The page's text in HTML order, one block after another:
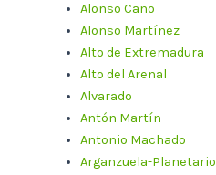
Alonso Cano
Alonso Martínez
Alto de Extremadura
Alto del Arenal
Alvarado
Antón Martín
Antonio Machado
Arganzuela-Planetario